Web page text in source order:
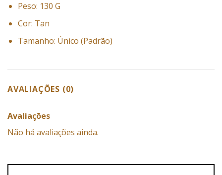
Peso: 130 G
Cor: Tan
Tamanho: Único (Padrão)
AVALIAÇÕES (0)
Avaliações
Não há avaliações ainda.